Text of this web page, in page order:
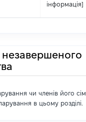
інформація]
незавершеного
чи членів його
в цьому розділі.